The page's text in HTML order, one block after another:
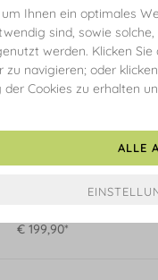
Clover Charm, 925
€ 199,90*
Ihnen ein optimales
sind, sowie
werden. Klicken
navigieren; oder
Cookies zu erhalten
ALLE